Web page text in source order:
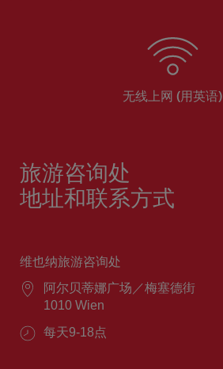
无线上网 (用英语)
旅游咨询处
地址和联系方式
维也纳旅游咨询处
阿尔贝蒂娜广场／梅塞德街
1010 Wien
每天9-18点